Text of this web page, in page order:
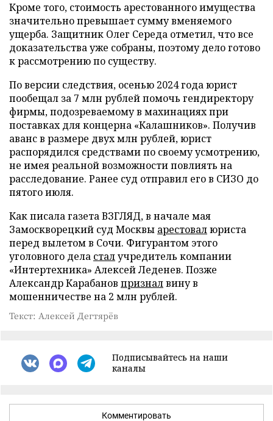
Кроме того, стоимость арестованного имущества
значительно превышает сумму вменяемого
ущерба. Защитник Олег Середа отметил, что все
доказательства уже собраны, поэтому дело готово
к рассмотрению по существу.
По версии следствия, осенью 2024 года юрист
пообещал за 7 млн рублей помочь гендиректору
фирмы, подозреваемому в махинациях при
поставках для концерна «Калашников». Получив
аванс в размере двух млн рублей, юрист
распорядился средствами по своему усмотрению,
не имея реальной возможности повлиять на
расследование. Ранее суд отправил его в СИЗО до
пятого июля.
Как писала газета ВЗГЛЯД, в начале мая
Замоскворецкий суд Москвы арестовалюриста
перед вылетом в Сочи. Фигурантом этого
уголовного дела сталучредитель компании
«Интертехника» Алексей Леденев. Позже
Александр Карабанов призналвину в
мошенничестве на 2 млн рублей.
Текст: Алексей Дегтярёв
Подписывайтесь на наши
каналы
Комментировать